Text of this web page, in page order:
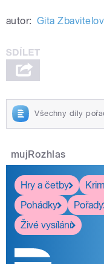
autor: Gita
Všechny díly
mujRozhlas
Hry a četby
Pohádky
Pořady
Živé vysílání